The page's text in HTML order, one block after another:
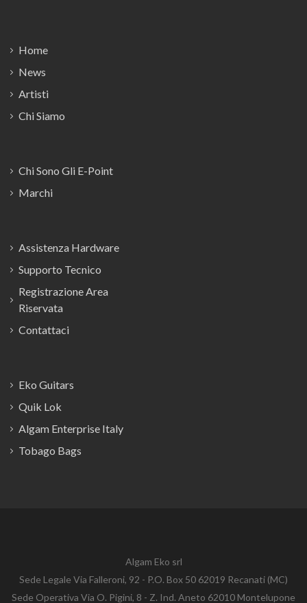
Home
News
Artisti
Chi Siamo
Chi Sono Gli E-Point
Marchi
Assistenza Hardware
Supporto Tecnico
Registrazione Area
Riservata
Contattaci
Eko Guitars
Quik Lok
Algam Enterprise Italy
Tobago Bags
Algam Eko srl
Sede Legale Via Falleroni, 92 - P.O. Box 50 62019 Recanati (MC)
Sede Operativa Via O. Pigini, 8 - Z. Ind. Aneto 62010 Montelupone